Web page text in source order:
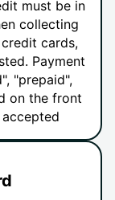
must be in
collecting
cards,
Payment
"prepaid",
on the front